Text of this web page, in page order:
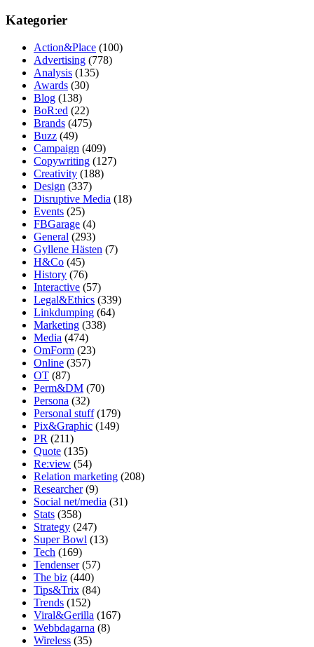
Kategorier
Action&Place (100)
Advertising (778)
Analysis (135)
Awards (30)
Blog (138)
BoR:ed (22)
Brands (475)
Buzz (49)
Campaign (409)
Copywriting (127)
Creativity (188)
Design (337)
Disruptive Media (18)
Events (25)
FBGarage (4)
General (293)
Gyllene Hästen (7)
H&Co (45)
History (76)
Interactive (57)
Legal&Ethics (339)
Linkdumping (64)
Marketing (338)
Media (474)
OmForm (23)
Online (357)
OT (87)
Perm&DM (70)
Persona (32)
Personal stuff(179)
Pix&Graphic (149)
PR (211)
Quote (135)
Re:view (54)
Relation marketing (208)
Researcher(9)
Social net/media (31)
Stats (358)
Strategy (247)
Super Bowl (13)
Tech (169)
Tendenser(57)
The biz (440)
Tips&Trix (84)
Trends (152)
Viral&Gerilla (167)
Webbdagarna (8)
Wireless (35)